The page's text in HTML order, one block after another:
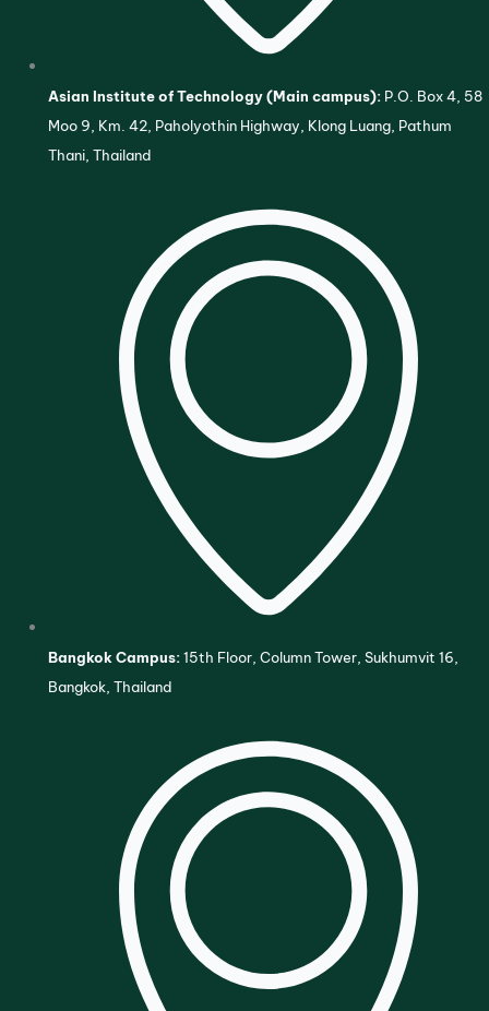
Asian Institute of Technology (Main campus):P.O. Box 4, 58
Moo 9, Km. 42, Paholyothin Highway, Klong Luang, Pathum
Thani, Thailand
Bangkok Campus:15th Floor, Column Tower, Sukhumvit 16,
Bangkok, Thailand